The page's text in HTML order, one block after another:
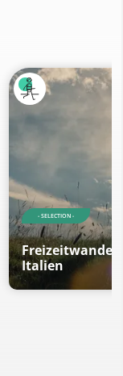
- SELECTION -
Italien